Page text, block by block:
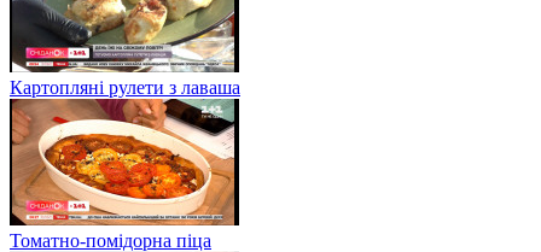
Картопляні рулети з лаваша
Томатно-помідорна піца